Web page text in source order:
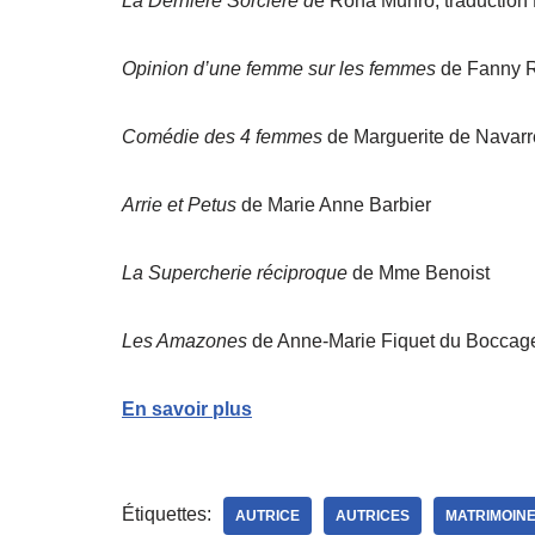
Opinion d’une femme sur les femmes de Fanny
Comédie des 4 femmes de Marguerite de
Arrie et Petus de Marie Anne Barbier
La Supercherie réciproque de Mme Benoist
Les Amazones de Anne-Marie Fiquet du
En savoir plus
Étiquettes: AUTRICE AUTRICES MATRIMOINE